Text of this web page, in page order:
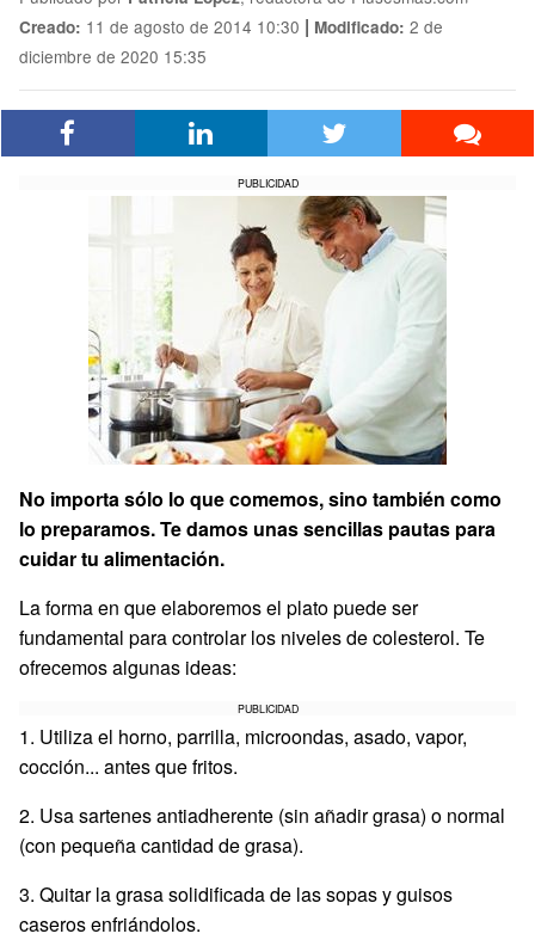
Creado: 11 de agosto de 2014 10:30 | Modificado: 2 de
diciembre de 2020 15:35
PUBLICIDAD
No importa sólo lo que comemos, sino también como
lo preparamos. Te damos unas sencillas pautas para
cuidar tu alimentación.
La forma en que elaboremos el plato puede ser
fundamental para controlar los niveles de colesterol. Te
ofrecemos algunas ideas:
PUBLICIDAD
1. Utiliza el horno, parrilla, microondas, asado, vapor,
cocción... antes que fritos.
2. Usa sartenes antiadherente (sin añadir grasa) o normal
(con pequeña cantidad de grasa).
3. Quitar la grasa solidificada de las sopas y guisos
caseros enfriándolos.